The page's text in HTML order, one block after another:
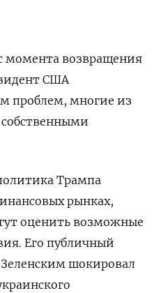
момента возвращения
США
проблем, многие из
собственными
Трампа
рынках,
оценить возможные
Его публичный
шокировал